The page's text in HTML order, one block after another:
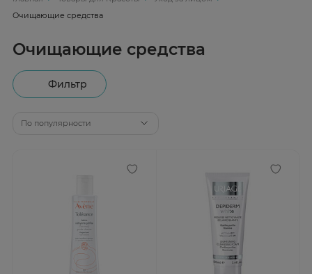
Очищающие средства
Очищающие средства
Фильтр
По популярности